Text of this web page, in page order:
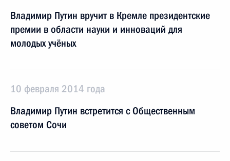
Владимир Путин вручит в Кремле президентские
премии в области науки и инноваций для
молодых учёных
10 февраля 2014 года
Владимир Путин встретится с Общественным
советом Сочи